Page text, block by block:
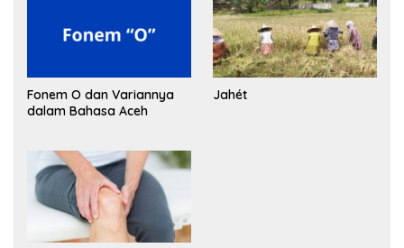
Fonem O dan Variannya
dalam Bahasa Aceh
Jahét